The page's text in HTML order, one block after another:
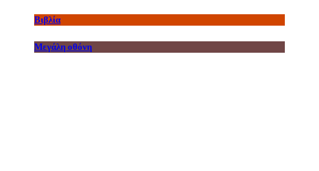
Βιβλία
Μεγάλη οθόνη